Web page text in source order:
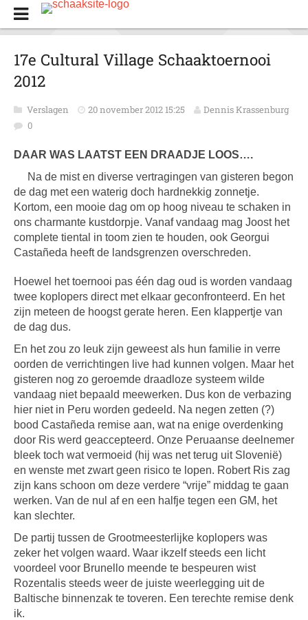
17e Cultural Village Schaaktoernooi
2012
Verslagen 20 november 2012 15:25
Dennis Krassenburg
0
DAAR WAS LAATST EEN DRAADJE LOOS….
Na de mist en diverse vertragingen van gisteren begon
de dag met een waterig doch hardnekkig zonnetje.
Kortom, een mooie dag om op hoog niveau te schaken in
ons charmante kustdorpje. Vanaf vandaag mag Joost het
complete tiental in toom zien te houden, ook Georgui
Castañeda heeft de landsgrenzen overschreden.
Hoewel het toernooi pas één dag oud is worden vandaag
twee koplopers direct met elkaar geconfronteerd. En het
zijn meteen de hoogst gerate heren. Een klappertje van
de dag dus.
En het zou zo leuk zijn geweest als hun familie in verre
oorden de verrichtingen live had kunnen volgen. Maar het
gisteren nog zo geroemde draadloze systeem wilde
vandaag niet bepaald meewerken. Dus kon de verbazing
hier niet in Peru worden gedeeld. Na negen zetten (?)
bood Castañeda remise aan, wat na enige overdenking
door Ris werd geaccepteerd. Onze Peruaanse deelnemer
bleek toch wat vermoeid (hij was net terug uit Slovenië)
en wenste met zwart geen risico te lopen. Robert Ris zag
zijn kans schoon om deze verdere “vrije” middag te gaan
werken. Van de nul af en een halfje tegen een GM, het
kan slechter.
De partij tussen de Grootmeesterlijke koplopers was
zeker het volgen waard. Waar ikzelf steeds een licht
voordeel voor Brunello meende te bespeuren wist
Rozentalis steeds weer de juiste weerlegging uit de
Baltische binnenzak te toveren. Een terechte remise denk
ik.